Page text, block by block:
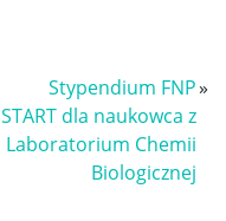
Stypendium FNP
START dla naukowca z
Laboratorium Chemii
Biologicznej
»